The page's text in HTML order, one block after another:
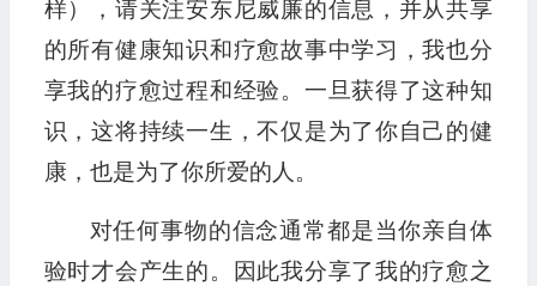
样），请关注安东尼威廉的信息，并从共享
的所有健康知识和疗愈故事中学习，我也分
享我的疗愈过程和经验。一旦获得了这种知
识，这将持续一生，不仅是为了你自己的健
康，也是为了你所爱的人。
对任何事物的信念通常都是当你亲自体
验时才会产生的。因此我分享了我的疗愈之